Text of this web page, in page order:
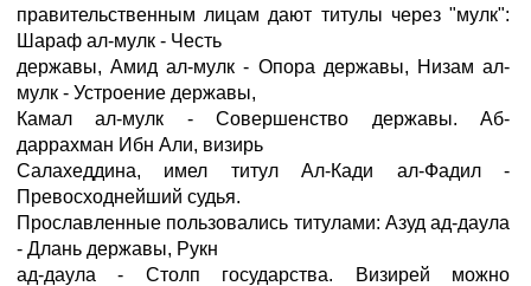
правительственным лицам дают титулы через "мулк":
Шараф ал-мулк - Честь
державы, Амид ал-мулк - Опора державы, Низам ал-
мулк - Устроение державы,
Камал ал-мулк - Совершенство державы. Аб-
даррахман Ибн Али, визирь
Салахеддина, имел титул Ал-Кади ал-Фадил -
Превосходнейший судья.
Прославленные пользовались титулами: Азуд ад-даула
- Длань державы, Рукн
ад-даула - Столп государства. Визирей можно